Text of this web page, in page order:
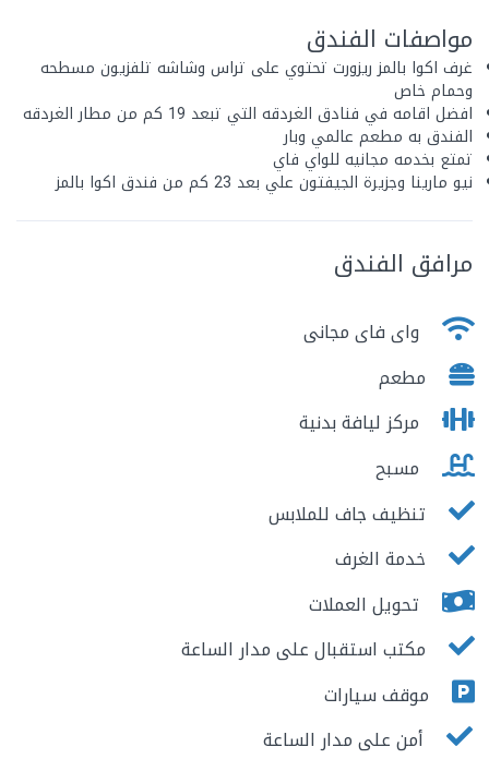
مواصفات الفندق
غرف اكوا بالمز ريزورت تحتوي على تراس وشاشه تلفزيون مسطحه
وحمام خاص
افضل اقامه في فنادق الغردقه التي تبعد 19 كم من مطار الغردقه
الفندق به مطعم عالمي وبار
تمتع بخدمه مجانيه للواي فاي
نيو مارينا وجزيرة الجيفتون علي بعد 23 كم من فندق اكوا بالمز
مرافق الفندق
واى فاى مجانى
مطعم
مركز ليافة بدنية
مسبح
تنظيف جاف للملابس
خدمة الغرف
تحويل العملات
مكتب استقبال على مدار الساعة
موقف سيارات
أمن على مدار الساعة